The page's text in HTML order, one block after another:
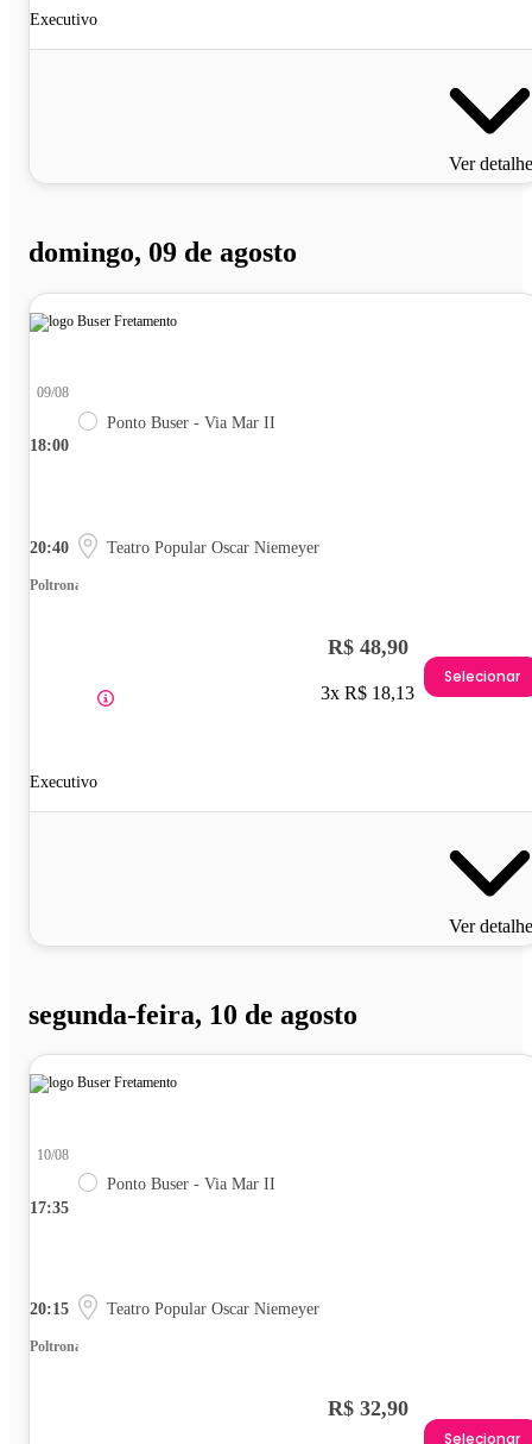
Executivo
Ver
domingo, 09 de agosto
18:00
09/08
Ponto Buser - Via Mar II
20:40 Teatro Popular Oscar Niemeyer
Poltrona
Executivo
R$ 48,90
3x R$ 18,13
Selecionar
Ver
segunda-feira, 10 de agosto
17:35
10/08
Ponto Buser - Via Mar II
20:15 Teatro Popular Oscar Niemeyer
Poltrona
R$ 32,90
Selecionar